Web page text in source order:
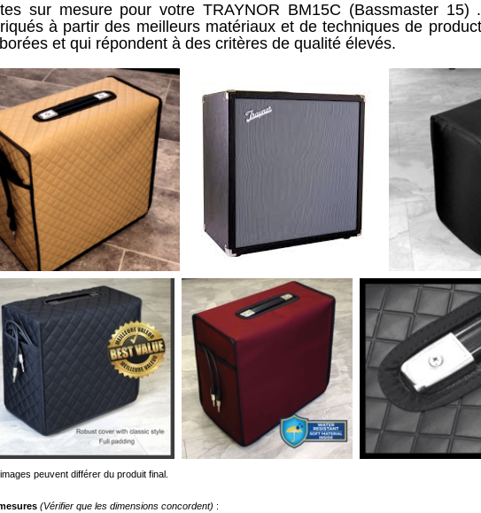
sur mesure pour votre TRAYNOR BM15C (Bassmaster 15)
à partir des meilleurs matériaux et de techniques de
et qui répondent à des critères de qualité élevés.
peuvent différer du produit final.
(Vérifier que les dimensions concordent) :